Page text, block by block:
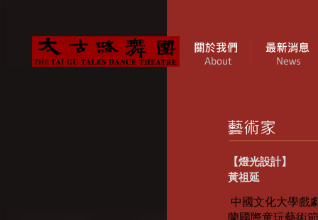
【燈光設計】
黃祖延
中國文化大學戲
蘭國際童玩藝術